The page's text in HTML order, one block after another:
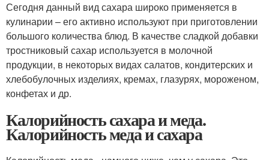
Сегодня данный вид сахара широко применяется в
кулинарии – его активно используют при приготовлении
большого количества блюд. В качестве сладкой добавки
тростниковый сахар используется в молочной
продукции, в некоторых видах салатов, кондитерских и
хлебобулочных изделиях, кремах, глазурях, мороженом,
конфетах и др.
Калорийность сахара и меда.
Калорийность меда и сахара